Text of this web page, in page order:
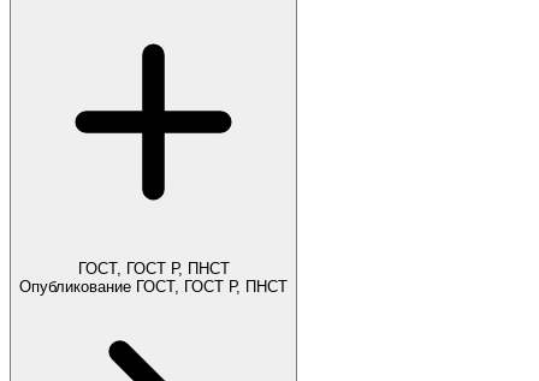
ГОСТ, ГОСТ Р, ПНСТ
Опубликование ГОСТ, ГОСТ Р, ПНСТ